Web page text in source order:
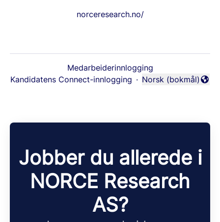
norceresearch.no/
Medarbeiderinnlogging
Kandidatens Connect-innlogging ·
Endre språk
Norsk (bokmål)
Jobber du allerede i
NORCE Research
AS?